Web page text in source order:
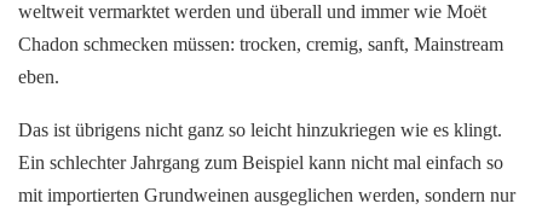
weltweit vermarktet werden und überall und immer wie Moët
Chadon schmecken müssen: trocken, cremig, sanft, Mainstream
eben.
Das ist übrigens nicht ganz so leicht hinzukriegen wie es klingt.
Ein schlechter Jahrgang zum Beispiel kann nicht mal einfach so
mit importierten Grundweinen ausgeglichen werden, sondern nur